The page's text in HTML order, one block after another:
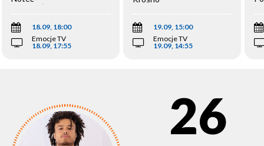
Inowrocław
18.09, 18:00
Emocje TV
18.09, 17:55
19.09, 15:00
Emocje TV
19.09, 14:55
26